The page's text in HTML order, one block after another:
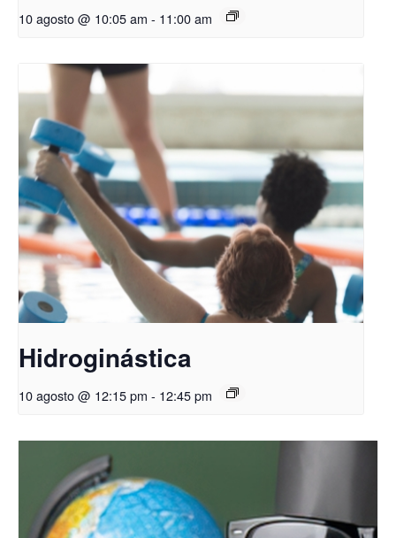
10 agosto @ 10:05 am - 11:00 am
Hidroginástica
10 agosto @ 12:15 pm - 12:45 pm